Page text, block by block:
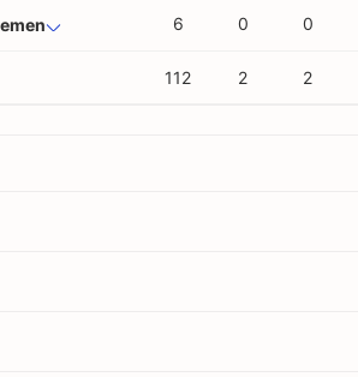
6 0 0
112 2 2